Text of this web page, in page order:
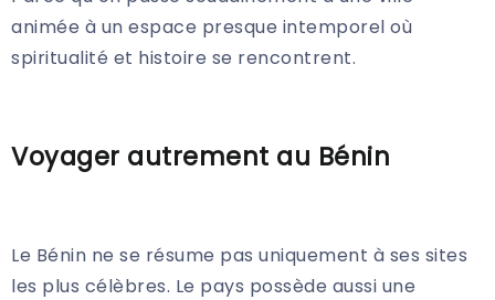
animée à un espace presque intemporel où
spiritualité et histoire se rencontrent.
Voyager autrement au Bénin
Le Bénin ne se résume pas uniquement à ses sites
les plus célèbres. Le pays possède aussi une